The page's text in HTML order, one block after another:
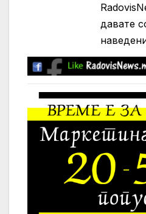
давате